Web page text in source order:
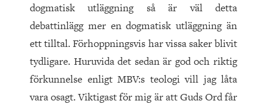
dogmatisk utläggning så är väl detta
debattinlägg mer en dogmatisk utläggning än
ett tilltal. Förhoppningsvis har vissa saker blivit
tydligare. Huruvida det sedan är god och riktig
förkunnelse enligt MBV:s teologi vill jag låta
vara osagt. Viktigast för mig är att Guds Ord får